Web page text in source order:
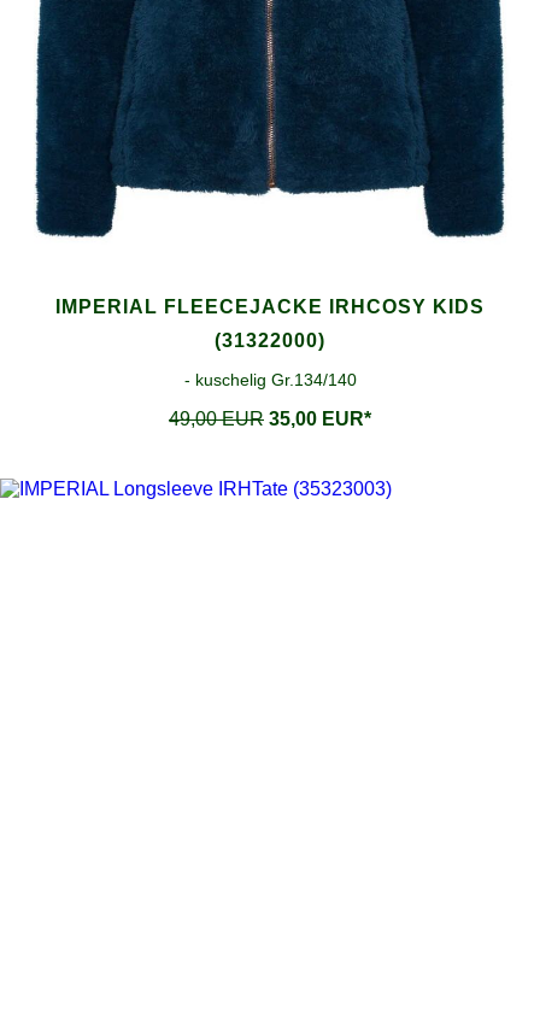
IMPERIAL FLEECEJACKE IRHCOSY KIDS
(31322000)
- kuschelig Gr.134/140
49,00 EUR 35,00 EUR*